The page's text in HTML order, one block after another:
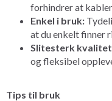
forhindrer at
Enkel i bruk:
at du enkelt finner
Slitesterk
og fleksibel
Tips til bruk